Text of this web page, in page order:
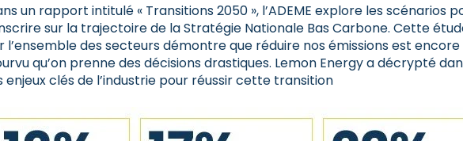
un rapport intitulé « Transitions 2050 », l’ADEME explore les scénarios
sur la trajectoire de la Stratégie Nationale Bas Carbone. Cette
l’ensemble des secteurs démontre que réduire nos émissions est encore
qu’on prenne des décisions drastiques. Lemon Energy a décrypté
enjeux clés de l’industrie pour réussir cette transition